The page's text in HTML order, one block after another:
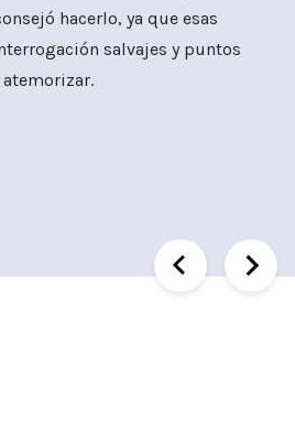
hacerlo, ya que esas
salvajes y puntos